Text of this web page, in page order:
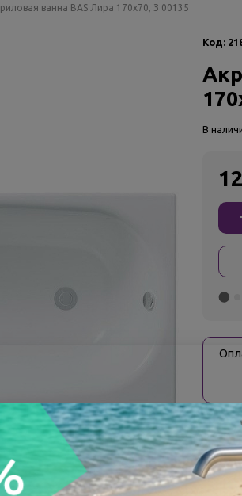
ванна BAS Лира 170х70, З 00135
Код:
В
О